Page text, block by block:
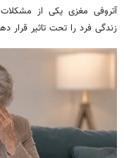
آتروفی مغزی یکی از
زندگی فرد را تحت تاثیر قرار